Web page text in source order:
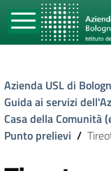
Azienda USL di
Guida ai servizi
Casa della Comunità
Punto prelievi /